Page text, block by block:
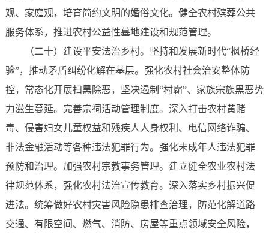
观、家庭观，培育简约文明的婚俗文化。健全农村殡葬公共
服务体系，推进农村公益性墓地建设和规范管理。
（二十）建设平安法治乡村。坚持和发展新时代“枫桥经
验”，推动矛盾纠纷化解在基层。强化农村社会治安整体防
控，常态化开展扫黑除恶，坚决遏制“村霸”、家族宗族黑恶势
力滋生蔓延。完善宗祠活动管理制度。深入打击农村黄赌
毒、侵害妇女儿童权益和残疾人人身权利、电信网络诈骗、
非法金融活动等各种违法犯罪行为。强化未成年人违法犯罪
预防和治理。加强农村宗教事务管理。建立健全农业农村法
律规范体系，强化农村法治宣传教育。深入落实乡村振兴促
进法。统筹做好农村灾害风险隐患排查治理，防范化解道路
交通、有限空间、燃气、消防、房屋等重点领域安全风险，